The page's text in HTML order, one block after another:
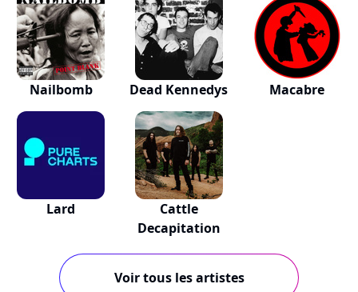
Nailbomb Dead Kennedys Macabre
Lard
Cattle
Decapitation
Voir tous les artistes